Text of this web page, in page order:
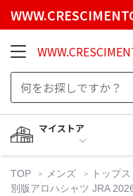
マイストア
TOP メンズ トップス
別版アロハシャツ JRA